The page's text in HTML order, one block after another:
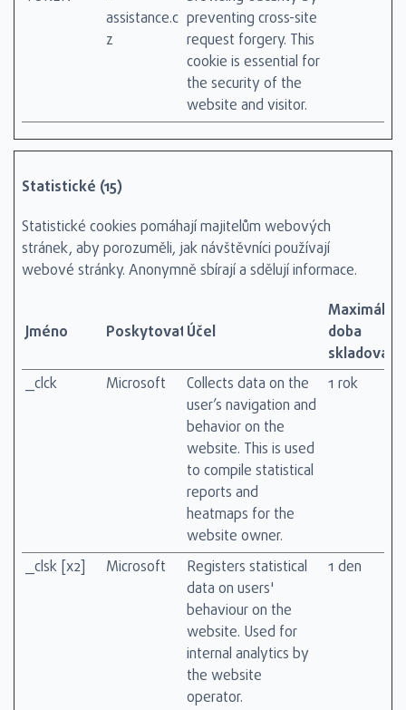
assistance.c
z
preventing cross-site
request forgery. This
cookie is essential for
the security of the
website and visitor.
Statistické (15)
Statistické cookies pomáhají majitelům webových
stránek, aby porozuměli, jak návštěvníci používají
webové stránky. Anonymně sbírají a sdělují informace.
Jméno PoskytovatelÚčel
Maximální
doba
skladování
_clck
Microsoft
Collects data on the
user’s navigation and
behavior on the
website. This is used
to compile statistical
reports and
heatmaps for the
website owner.
1 rok
_clsk [x2] Microsoft
Registers statistical
data on users'
behaviour on the
website. Used for
internal analytics by
the website
operator.
1 den